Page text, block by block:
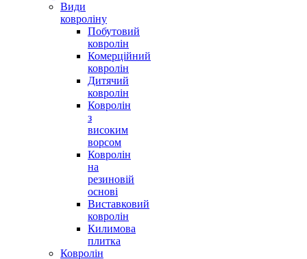
Види
ковроліну
Побутовий
ковролін
Комерційний
ковролін
Дитячий
ковролін
Ковролін
з
високим
ворсом
Ковролін
на
резиновій
основі
Виставковий
ковролін
Килимова
плитка
Ковролін